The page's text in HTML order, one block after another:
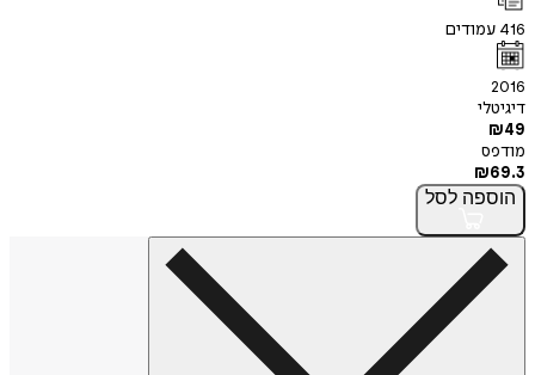
416 עמודים
2016
דיגיטלי
₪49
מודפס
₪69.3
הוספה לסל